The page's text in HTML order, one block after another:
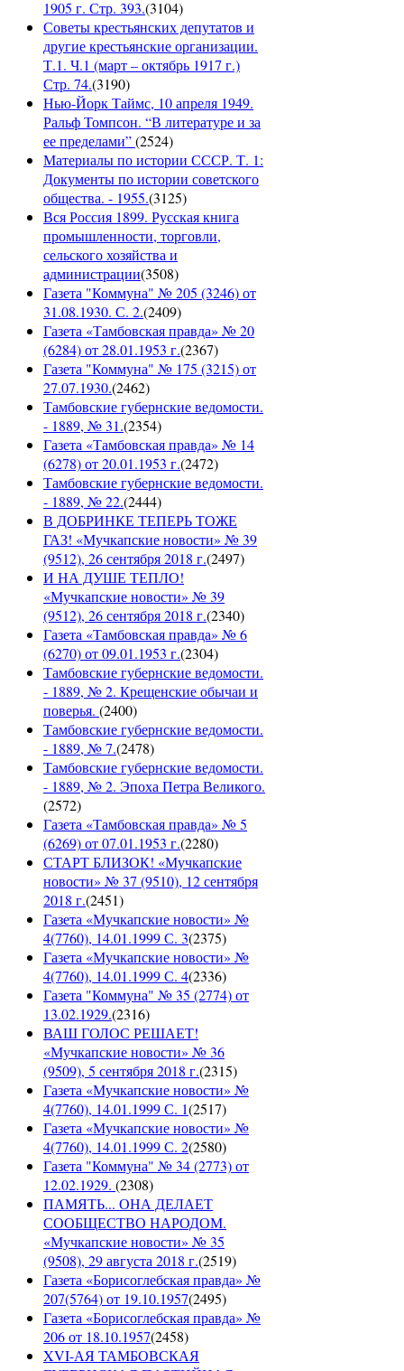
1905 г. Стр. 393.(3104)
Советы крестьянских депутатов и
другие крестьянские организации.
Т.1. Ч.1 (март – октябрь 1917 г.)
Стр. 74.(3190)
Нью-Йорк Таймс, 10 апреля 1949.
Ральф Томпсон. “В литературе и за
ее пределами”(2524)
Материалы по истории СССР. Т. 1:
Документы по истории советского
общества. - 1955.(3125)
Вся Россия 1899. Русская книга
промышленности, торговли,
сельского хозяйства и
администрации(3508)
Газета "Коммуна" № 205 (3246) от
31.08.1930. С. 2.(2409)
Газета «Тамбовская правда» № 20
(6284) от 28.01.1953 г.(2367)
Газета "Коммуна" № 175 (3215) от
27.07.1930.(2462)
Тамбовские губернские ведомости.
- 1889, № 31.(2354)
Газета «Тамбовская правда» № 14
(6278) от 20.01.1953 г.(2472)
Тамбовские губернские ведомости.
- 1889, № 22.(2444)
В ДОБРИНКЕ ТЕПЕРЬ ТОЖЕ
ГАЗ! «Мучкапские новости» № 39
(9512), 26 сентября 2018 г.(2497)
И НА ДУШЕ ТЕПЛО!
«Мучкапские новости» № 39
(9512), 26 сентября 2018 г.(2340)
Газета «Тамбовская правда» № 6
(6270) от 09.01.1953 г.(2304)
Тамбовские губернские ведомости.
- 1889, № 2. Крещенские обычаи и
поверья. (2400)
Тамбовские губернские ведомости.
- 1889, № 7.(2478)
Тамбовские губернские ведомости.
- 1889, № 2. Эпоха Петра Великого.
(2572)
Газета «Тамбовская правда» № 5
(6269) от 07.01.1953 г.(2280)
СТАРТ БЛИЗОК! «Мучкапские
новости» № 37 (9510), 12 сентября
2018 г.(2451)
Газета «Мучкапские новости» №
4(7760), 14.01.1999 С. 3(2375)
Газета «Мучкапские новости» №
4(7760), 14.01.1999 С. 4(2336)
Газета "Коммуна" № 35 (2774) от
13.02.1929.(2316)
ВАШ ГОЛОС РЕШАЕТ!
«Мучкапские новости» № 36
(9509), 5 сентября 2018 г.(2315)
Газета «Мучкапские новости» №
4(7760), 14.01.1999 С. 1(2517)
Газета «Мучкапские новости» №
4(7760), 14.01.1999 С. 2(2580)
Газета "Коммуна" № 34 (2773) от
12.02.1929. (2308)
ПАМЯТЬ... ОНА ДЕЛАЕТ
СООБЩЕСТВО НАРОДОМ.
«Мучкапские новости» № 35
(9508), 29 августа 2018 г.(2519)
Газета «Борисоглебская правда» №
207(5764) от 19.10.1957(2495)
Газета «Борисоглебская правда» №
206 от 18.10.1957(2458)
XVI-АЯ ТАМБОВСКАЯ